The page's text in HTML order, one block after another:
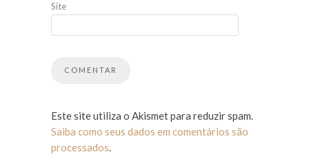
Site
Este site utiliza o Akismet para reduzir spam.
Saiba como seus dados em comentários são
processados.